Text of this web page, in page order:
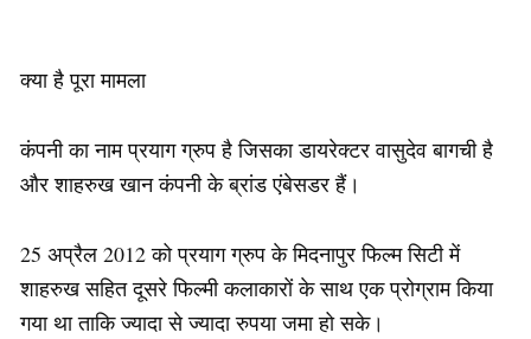
क्या है पूरा मामला
कंपनी का नाम प्रयाग ग्रुप है जिसका डायरेक्टर वासुदेव बागची है
और शाहरुख खान कंपनी के ब्रांड एंबेसडर हैं।
25 अप्रैल 2012 को प्रयाग ग्रुप के मिदनापुर फिल्म सिटी में
शाहरुख सहित दूसरे फिल्मी कलाकारों के साथ एक प्रोग्राम किया
गया था ताकि ज्यादा से ज्यादा रुपया जमा हो सके।